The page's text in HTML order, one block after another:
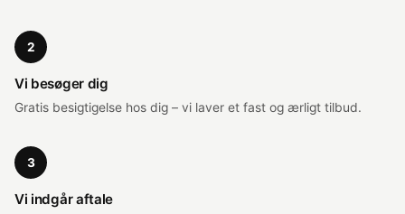
2
Vi besøger dig
Gratis besigtigelse hos dig – vi laver et fast og ærligt tilbud.
3
Vi indgår aftale